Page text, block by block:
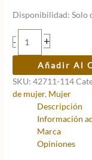
original
era:
74,95 €.
actual
Disponibilidad: Solo
-
de
Anekke
Amphora
cantidad
+
Añadir Al
SKU:42711-114
de mujer, Mujer
Descripción
Información
Marca
Opiniones